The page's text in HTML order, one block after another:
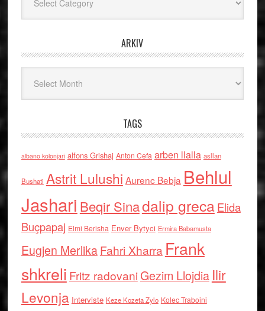
ARKIV
TAGS
albano kolonjari alfons Grishaj Anton Cefa arben llalla asllan
Bushati Astrit Lulushi Aurenc Bebja Behlul
Jashari Beqir Sinadalip grecaElida
Buçpapaj Elmi Berisha Enver Bytyci Ermira Babamusta
Eugjen MerlikaFahri Xharra Frank
shkreli Fritz radovaniGezim Llojdia Ilir
Levonja Interviste Keze Kozeta Zylo Kolec Traboini